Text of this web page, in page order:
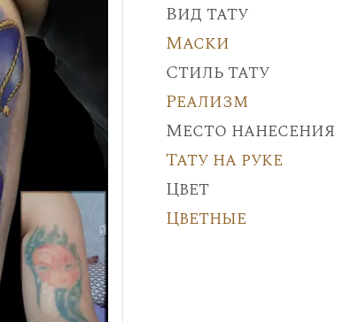
Вид тату
Маски
Стиль тату
Реализм
Место нанесения
Тату на руке
Цвет
Цветные